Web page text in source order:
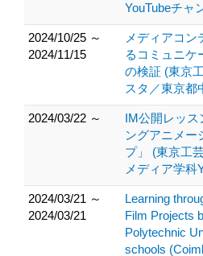
YouTubeチャ
2024/10/25 ～
2024/11/15
メディアコン
るコミュニケ
の検証 (東京
スタ／東京都
2024/03/22 ～
IM公開レッス
ングアニメー
プ」 (東京工
メディア学科
2024/03/21 ～
2024/03/21
Learning
Film Projects
Polytechnic
schools